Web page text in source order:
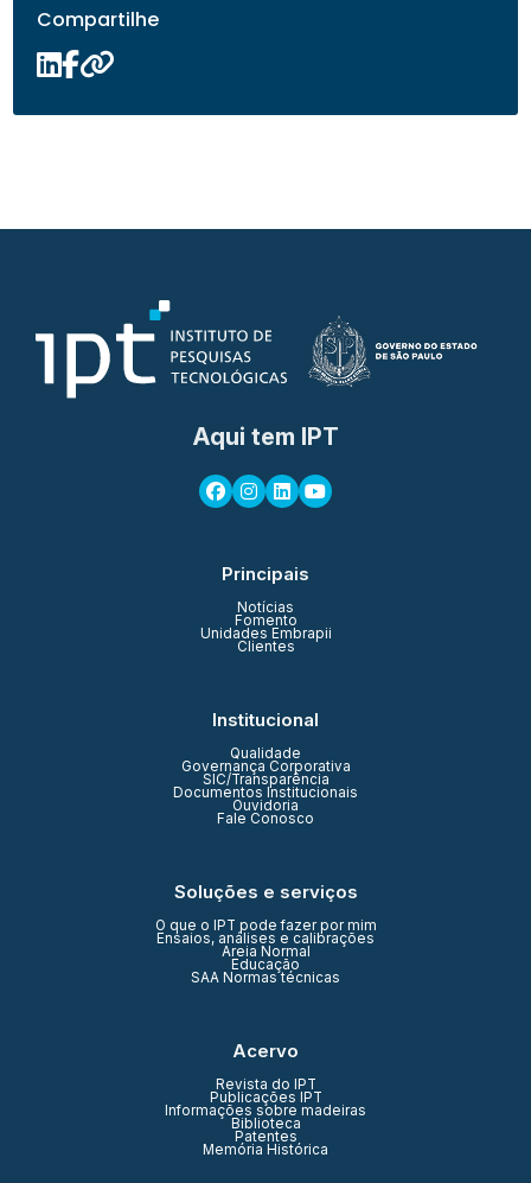
Compartilhe
Aqui tem IPT
Principais
Notícias
Fomento
Unidades Embrapii
Clientes
Institucional
Qualidade
Governança Corporativa
SIC/Transparência
Documentos Institucionais
Ouvidoria
Fale Conosco
Soluções e serviços
O que o IPT pode fazer por mim
Ensaios, análises e calibrações
Areia Normal
Educação
SAA Normas técnicas
Acervo
Revista do IPT
Publicações IPT
Informações sobre madeiras
Biblioteca
Patentes
Memória Histórica